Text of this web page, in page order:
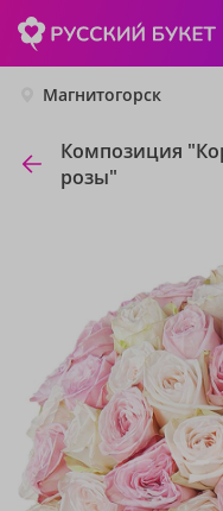
Магнитогорск
Композиция
розы"